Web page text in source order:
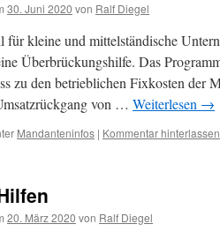
30. Juni 2020 von Ralf Diegel
für kleine und mittelständische
Überbrückungshilfe. Das
zu den betrieblichen Fixkosten der
von … Weiterlesen →
Mandanteninfos | Kommentar hinterlassen
20. März 2020 von Ralf Diegel